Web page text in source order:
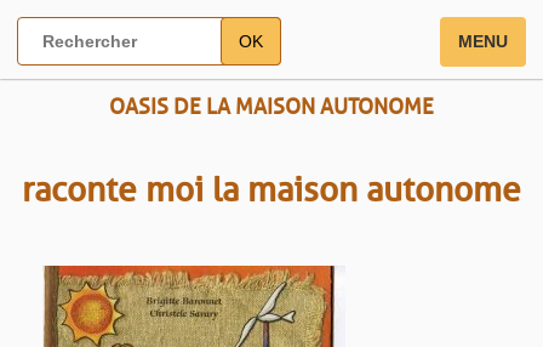
OASIS DE LA MAISON AUTONOME
MENU
raconte moi la maison autonome
OK